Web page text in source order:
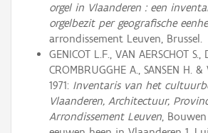
orgel in Vlaanderen : een
orgelbezit per geografische
arrondissement Leuven, Brussel.
GENICOT L.F., VAN AERSCHOT S.,
CROMBRUGGHE A., SANSEN H. &
1971: Inventaris van het
Vlaanderen, Architectuur,
Arrondissement Leuven,